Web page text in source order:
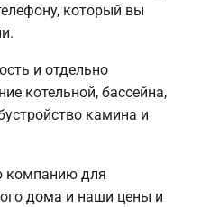
который вы
и отдельно
котельной, бассейна,
камина и
компанию для
дома и наши цены и